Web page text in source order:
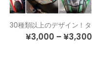
¥3,000 – ¥3,300